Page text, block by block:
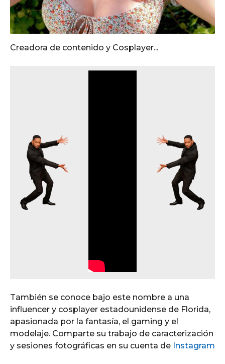
Creadora de contenido y Cosplayer...
También se conoce bajo este nombre a una
influencer y cosplayer estadounidense de Florida,
apasionada por la fantasía, el gaming y el
modelaje. Comparte su trabajo de caracterización
y sesiones fotográficas en su cuenta de Instagram